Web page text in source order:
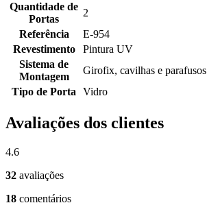
Quantidade de
Portas
2
Referência
E-954
Revestimento
Pintura UV
Sistema de
Montagem
Girofix, cavilhas e parafusos
Tipo de Porta
Vidro
Avaliações dos clientes
4.6
32 avaliações
18 comentários